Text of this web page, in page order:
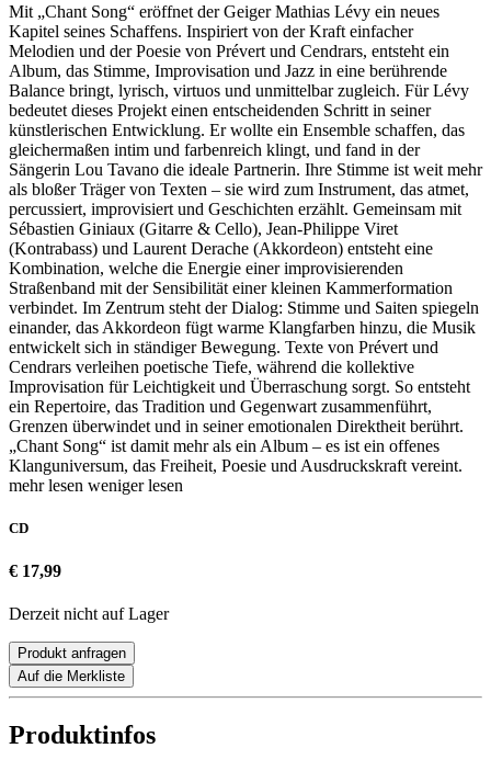
Mit „Chant Song“ eröffnet der Geiger Mathias Lévy ein neues
Kapitel seines Schaffens. Inspiriert von der Kraft einfacher
Melodien und der Poesie von Prévert und Cendrars, entsteht ein
Album, das Stimme, Improvisation und Jazz in eine berührende
Balance bringt, lyrisch, virtuos und unmittelbar zugleich. Für Lévy
bedeutet dieses Projekt einen entscheidenden Schritt in seiner
künstlerischen Entwicklung. Er wollte ein Ensemble schaffen, das
gleichermaßen intim und farbenreich klingt, und fand in der
Sängerin Lou Tavano die ideale Partnerin. Ihre Stimme ist weit mehr
als bloßer Träger von Texten – sie wird zum Instrument, das atmet,
percussiert, improvisiert und Geschichten erzählt. Gemeinsam mit
Sébastien Giniaux (Gitarre & Cello), Jean-Philippe Viret
(Kontrabass) und Laurent Derache (Akkordeon) entsteht eine
Kombination, welche die Energie einer improvisierenden
Straßenband mit der Sensibilität einer kleinen Kammerformation
verbindet. Im Zentrum steht der Dialog: Stimme und Saiten spiegeln
einander, das Akkordeon fügt warme Klangfarben hinzu, die Musik
entwickelt sich in ständiger Bewegung. Texte von Prévert und
Cendrars verleihen poetische Tiefe, während die kollektive
Improvisation für Leichtigkeit und Überraschung sorgt. So entsteht
ein Repertoire, das Tradition und Gegenwart zusammenführt,
Grenzen überwindet und in seiner emotionalen Direktheit berührt.
„Chant Song“ ist damit mehr als ein Album – es ist ein offenes
Klanguniversum, das Freiheit, Poesie und Ausdruckskraft vereint.
mehr lesen weniger lesen
CD
€ 17,99
Derzeit nicht auf Lager
Produkt anfragen
Auf die Merkliste
Produktinfos